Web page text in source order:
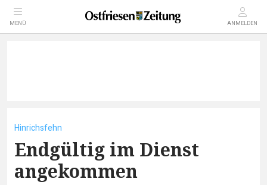
MENÜ ANMELDEN
Hinrichsfehn
Endgültig im Dienst
angekommen